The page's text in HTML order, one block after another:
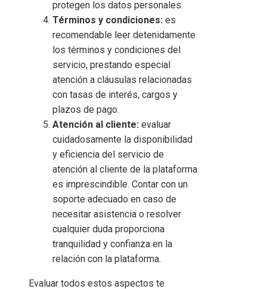
protegen los datos personales.
Términos y condiciones: es
recomendable leer detenidamente
los términos y condiciones del
servicio, prestando especial
atención a cláusulas relacionadas
con tasas de interés, cargos y
plazos de pago.
Atención al cliente: evaluar
cuidadosamente la disponibilidad
y eficiencia del servicio de
atención al cliente de la plataforma
es imprescindible. Contar con un
soporte adecuado en caso de
necesitar asistencia o resolver
cualquier duda proporciona
tranquilidad y confianza en la
relación con la plataforma.
Evaluar todos estos aspectos te